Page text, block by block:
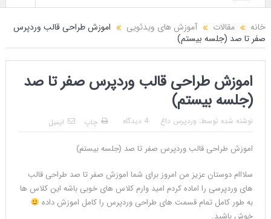
خانه مقالات آموزش های ویدئویی
اموزش طراحی قالب وردپرس
صفر تا صد (جلسه بیستم)
اموزش طراحی قالب وردپرس صفر تا صد
(جلسه بیستم)
نوشته شده توسط: وردپرس داغ 4 دیدگاه چاپ ایمیل
اموزش طراحی قالب وردپرس صفر تا صد (جلسه بیستم)
سلااام دوستان عزیز من امروز برای شما اموزش صفر تا صد طراحی قالب
های وردپرسی را اماده کردم امید وارم کلاس های خوبی باشه این کلاس ها
به طور کامل تمام قسمت های طراحی وردپرس را کامل اموزش داده